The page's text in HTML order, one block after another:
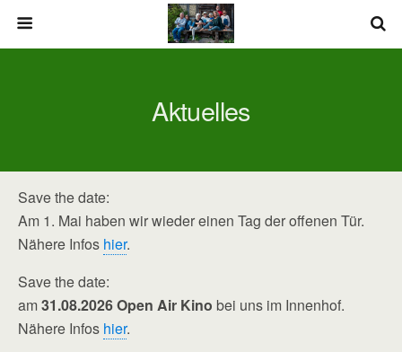
Aktuelles
Save the date:
Am 1. Mai haben wir wieder einen Tag der offenen Tür.
Nähere Infos hier.
Save the date:
am31.08.2026Open Air Kino bei uns im Innenhof.
Nähere Infos hier.